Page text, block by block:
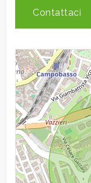
Contattaci
4
5
5+
Camere